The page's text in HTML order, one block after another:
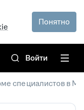
Понятно
Войти
специалистов в